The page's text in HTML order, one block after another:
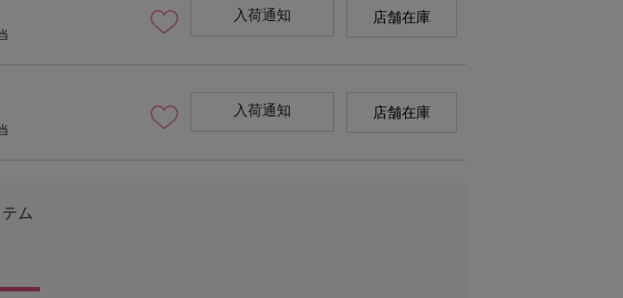
入荷通知 店舗在庫
入荷通知 店舗在庫